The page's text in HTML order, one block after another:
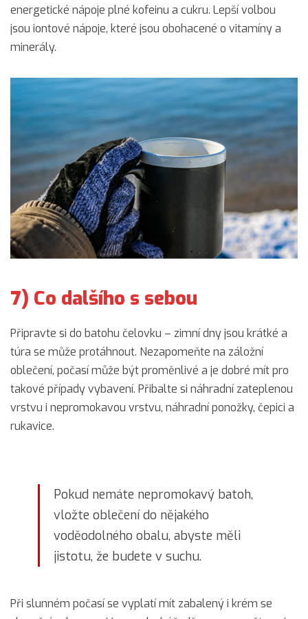
energetické nápoje plné kofeinu a cukru. Lepší volbou
jsou iontové nápoje, které jsou obohacené o vitamíny a
minerály.
7) Co dalšího s sebou
Připravte si do batohu čelovku – zimní dny jsou krátké a
túra se může protáhnout. Nezapomeňte na záložní
oblečení, počasí může být proměnlivé a je dobré mít pro
takové případy vybavení. Přibalte si náhradní zateplenou
vrstvu i nepromokavou vrstvu, náhradní ponožky, čepici a
rukavice.
Pokud nemáte nepromokavý batoh,
vložte oblečení do nějakého
voděodolného obalu, abyste měli
jistotu, že budete v suchu.
Při slunném počasí se vyplatí mít zabalený i krém se